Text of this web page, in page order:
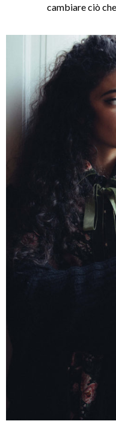
cambiare ciò